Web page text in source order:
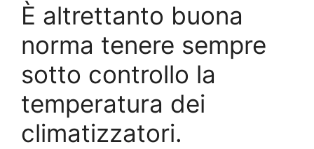
È altrettanto buona
norma tenere sempre
sotto controllo la
temperatura dei
climatizzatori.